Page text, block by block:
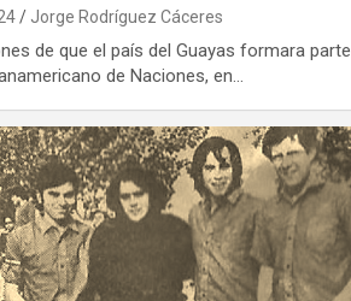
Jorge Rodríguez Cáceres
de que el país del Guayas formara parte
de Naciones, en…